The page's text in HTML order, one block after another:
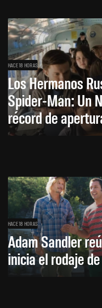
HACE 18 HORAS
Los Hermanos
Spider-Man: Un
récord de
HACE 18 HORAS
Adam Sandler
inicia el rodaje